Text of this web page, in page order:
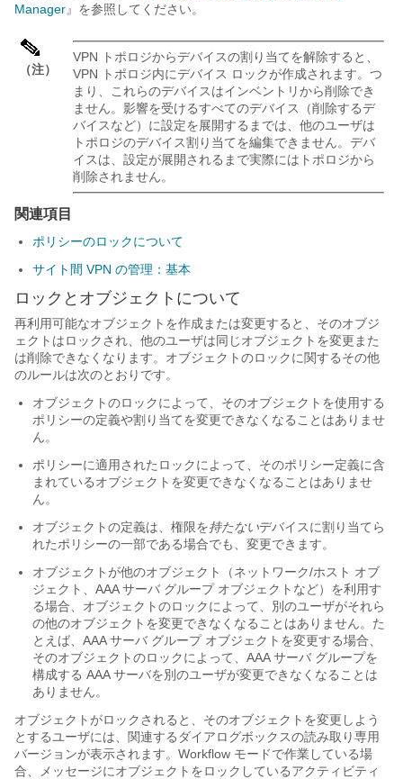
Manager』を参照してください。
（注）
VPN トポロジからデバイスの割り当てを解除すると、
VPN トポロジ内にデバイス ロックが作成されます。つ
まり、これらのデバイスはインベントリから削除でき
ません。影響を受けるすべてのデバイス（削除するデ
バイスなど）に設定を展開するまでは、他のユーザは
トポロジのデバイス割り当てを編集できません。デバ
イスは、設定が展開されるまで実際にはトポロジから
削除されません。
関連項目
ポリシーのロックについて
サイト間 VPN の管理：基本
ロックとオブジェクトについて
再利用可能なオブジェクトを作成または変更すると、そのオブジ
ェクトはロックされ、他のユーザは同じオブジェクトを変更また
は削除できなくなります。オブジェクトのロックに関するその他
のルールは次のとおりです。
オブジェクトのロックによって、そのオブジェクトを使用する
ポリシーの定義や割り当てを変更できなくなることはありませ
ん。
ポリシーに適用されたロックによって、そのポリシー定義に含
まれているオブジェクトを変更できなくなることはありませ
ん。
オブジェクトの定義は、権限を持たないデバイスに割り当てら
れたポリシーの一部である場合でも、変更できます。
オブジェクトが他のオブジェクト（ネットワーク/ホスト オブ
ジェクト、AAA サーバ グループ オブジェクトなど）を利用す
る場合、オブジェクトのロックによって、別のユーザがそれら
の他のオブジェクトを変更できなくなることはありません。た
とえば、AAA サーバ グループ オブジェクトを変更する場合、
そのオブジェクトのロックによって、AAA サーバ グループを
構成する AAA サーバを別のユーザが変更できなくなることは
ありません。
オブジェクトがロックされると、そのオブジェクトを変更しよう
とするユーザには、関連するダイアログボックスの読み取り専用
バージョンが表示されます。Workflow モードで作業している場
合、メッセージにオブジェクトをロックしているアクティビティ